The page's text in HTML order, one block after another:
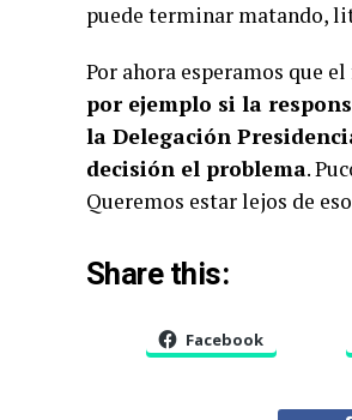
puede terminar matando,
Por ahora esperamos que
por ejemplo si la
la Delegación
decisión el problema.
Queremos estar lejos de
Share this:
Facebook